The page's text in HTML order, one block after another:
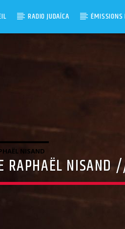
RADIO JUDAÏCA ÉMISSIONS
NISAND
RAPHAËL NISAND